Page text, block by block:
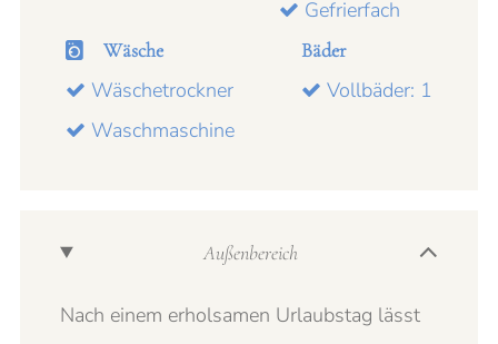
Gefrierfach
Wäsche
Wäschetrockner
Waschmaschine
Bäder
Vollbäder: 1
Außenbereich
Nach einem erholsamen Urlaubstag lässt